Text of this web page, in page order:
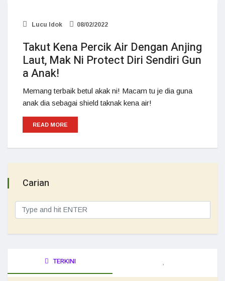
Lucu Idok 08/02/2022
Takut Kena Percik Air Dengan Anjing
Laut, Mak Ni Protect Diri Sendiri Gun
a Anak!
Memang terbaik betul akak ni! Macam tu je dia guna
anak dia sebagai shield taknak kena air!
READ MORE
Carian
TERKINI